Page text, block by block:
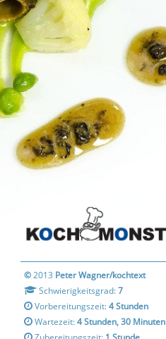
©2013 Peter Wagner/kochtext
Schwierigkeitsgrad:7
Vorbereitungszeit:4 Stunden
Wartezeit:4 Stunden, 30 Minuten